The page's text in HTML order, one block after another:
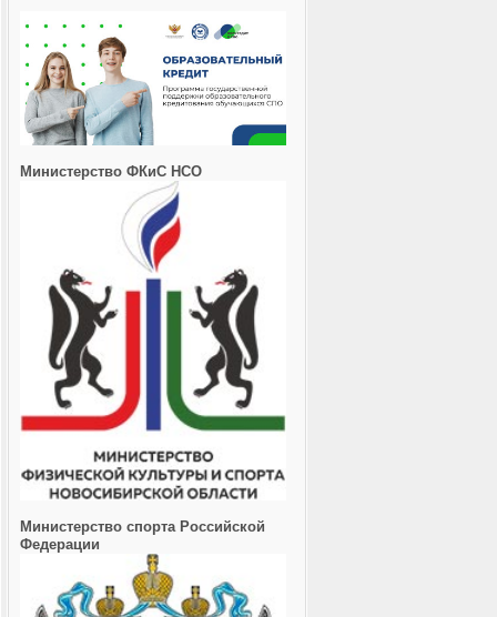
Министерство ФКиС НСО
Министерство спорта Российской
Федерации